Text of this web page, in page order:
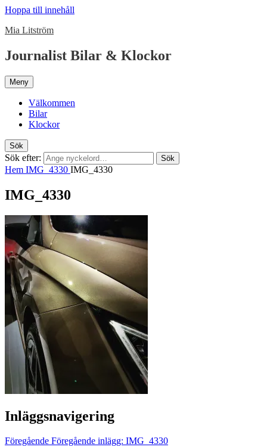
Hoppa till innehåll
Mia Litström
Journalist Bilar & Klockor
Meny
Välkommen
Bilar
Klockor
Sök
Sök efter: Sök
Hem IMG_4330 IMG_4330
IMG_4330
Inläggsnavigering
Föregående Föregående inlägg: IMG_4330